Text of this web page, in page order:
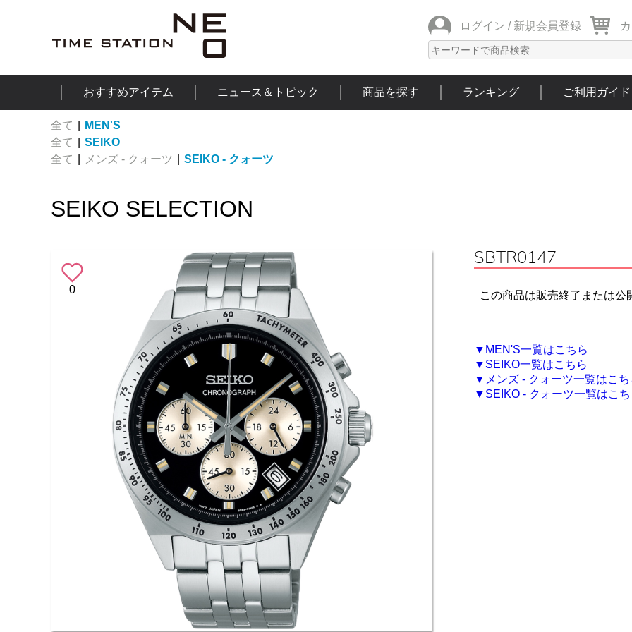
ログイン / 新規会員登録
おすすめアイテム ニュース＆トピック 商品を探す ランキング ご利用ガイド
全て
MEN'S
全て
SEIKO
全て
メンズ - クォーツ SEIKO - クォーツ
SEIKO SELECTION
0
SBTR0147
この商品は販売終了または公
▼MEN'S一覧はこちら
▼SEIKO一覧はこちら
▼メンズ - クォーツ一覧はこち
▼SEIKO - クォーツ一覧はこ